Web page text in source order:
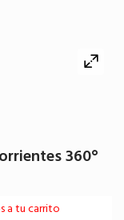
360°
a tu carrito